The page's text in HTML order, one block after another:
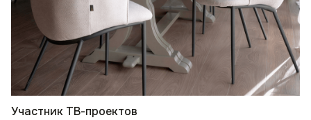
Участник ТВ-проектов